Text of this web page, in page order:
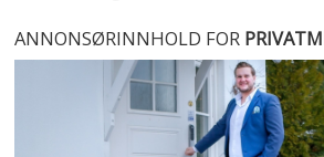
ANNONSØRINNHOLD FOR